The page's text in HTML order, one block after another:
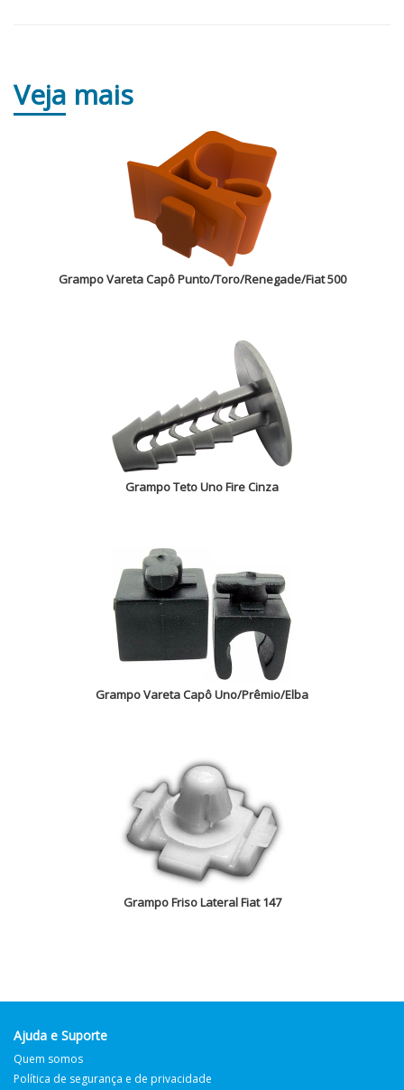
Veja mais
Grampo Vareta Capô Punto/Toro/Renegade/Fiat 500
Grampo Teto Uno Fire Cinza
Grampo Vareta Capô Uno/Prêmio/Elba
Grampo Friso Lateral Fiat 147
Ajuda e Suporte
Quem somos
Política de segurança e de privacidade